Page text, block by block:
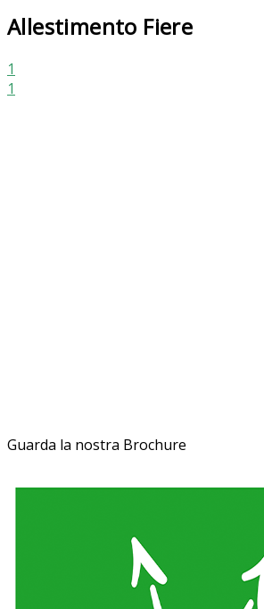
Allestimento Fiere
1
1
Guarda la nostra Brochure